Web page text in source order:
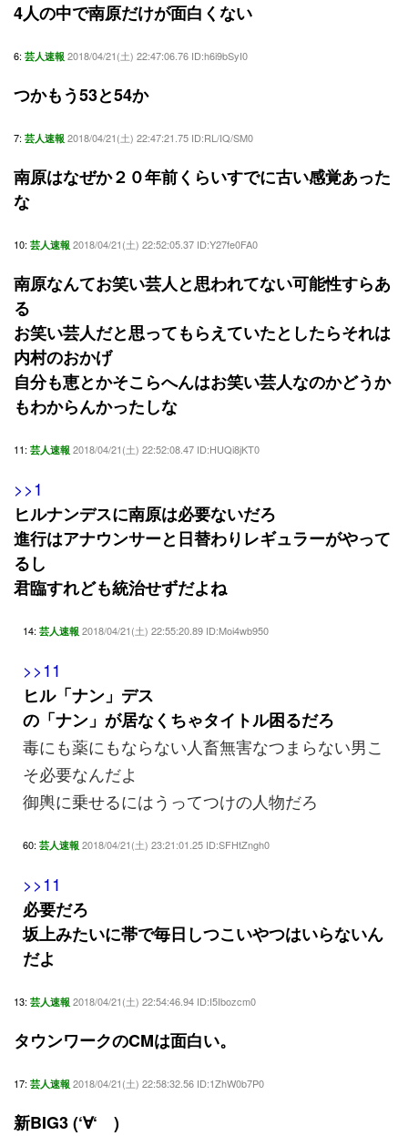
4人の中で南原だけが面白くない
6: 芸人速報 2018/04/21(土) 22:47:06.76 ID:h6i9bSyI0
つかもう53と54か
7: 芸人速報 2018/04/21(土) 22:47:21.75 ID:RL/IQ/SM0
南原はなぜか２０年前くらいすでに古い感覚あった
な
10: 芸人速報 2018/04/21(土) 22:52:05.37 ID:Y27fe0FA0
南原なんてお笑い芸人と思われてない可能性すらあ
る
お笑い芸人だと思ってもらえていたとしたらそれは
内村のおかげ
自分も恵とかそこらへんはお笑い芸人なのかどうか
もわからんかったしな
11: 芸人速報 2018/04/21(土) 22:52:08.47 ID:HUQi8jKT0
>>1
ヒルナンデスに南原は必要ないだろ
進行はアナウンサーと日替わりレギュラーがやって
るし
君臨すれども統治せずだよね
14: 芸人速報 2018/04/21(土) 22:55:20.89 ID:Moi4wb950
>>11
ヒル「ナン」デス
の「ナン」が居なくちゃタイトル困るだろ
毒にも薬にもならない人畜無害なつまらない男こ
そ必要なんだよ
御輿に乗せるにはうってつけの人物だろ
60: 芸人速報 2018/04/21(土) 23:21:01.25 ID:SFHtZngh0
>>11
必要だろ
坂上みたいに帯で毎日しつこいやつはいらないん
だよ
13: 芸人速報 2018/04/21(土) 22:54:46.94 ID:I5Ibozcm0
タウンワークのCMは面白い。
17: 芸人速報 2018/04/21(土) 22:58:32.56 ID:1ZhW0b7P0
新BIG3 (‘∀‘ )